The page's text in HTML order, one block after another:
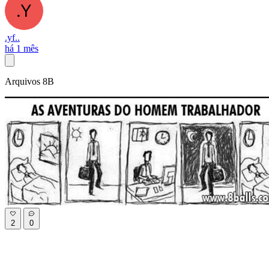
.yf..
há 1 mês
Arquivos 8B
2 0